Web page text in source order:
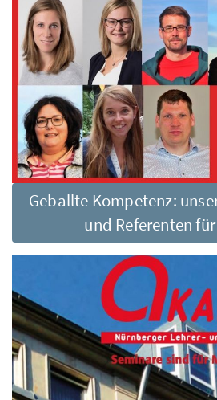
Geballte Kompetenz:
und Referenten